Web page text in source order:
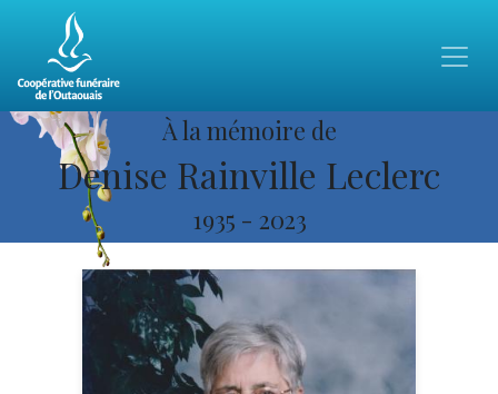
À la mémoire de
Denise Rainville Leclerc
1935 - 2023